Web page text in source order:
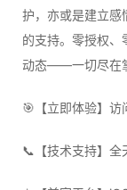
护，亦或是建立感
的支持。零授权、
动态——一切尽在
🎯【立即体验】访
📞【技术支持】全